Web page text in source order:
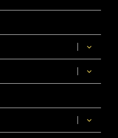
anzeigen
anzeigen
anzeigen